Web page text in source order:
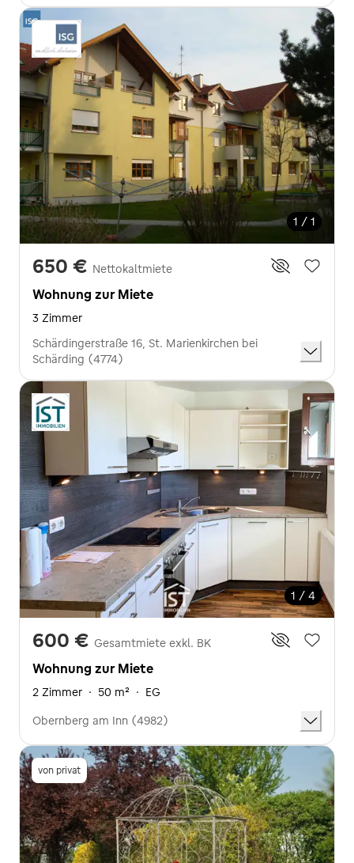
1 / 1
650 € Nettokaltmiete
Wohnung zur Miete
3 Zimmer
Schärdingerstraße 16, St. Marienkirchen bei
Schärding (4774)
1 / 4
600 € Gesamtmiete exkl. BK
Wohnung zur Miete
2 Zimmer · 50 m² · EG
Obernberg am Inn (4982)
von privat